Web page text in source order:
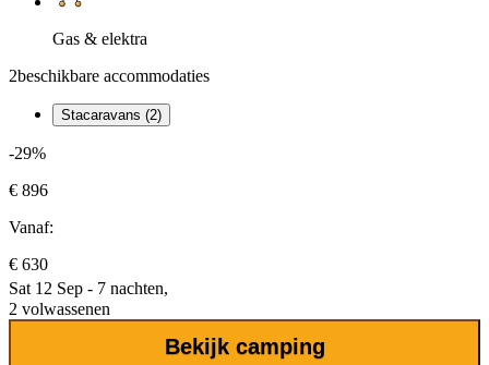
Gas & elektra
2beschikbare accommodaties
Stacaravans (2)
-29%
€ 896
Vanaf:
€ 630
Sat 12 Sep - 7 nachten,
2 volwassenen
Bekijk camping